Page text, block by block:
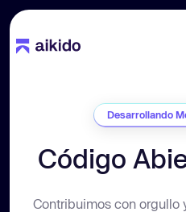
Desarrollando
Código
Contribuimos con orgullo